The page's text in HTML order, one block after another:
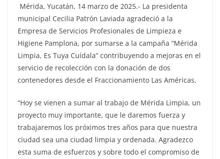
Mérida, Yucatán, 14 marzo de 2025.- La presidenta
municipal Cecilia Patrón Laviada agradeció a la
Empresa de Servicios Profesionales de Limpieza e
Higiene Pamplona, por sumarse a la campaña “Mérida
Limpia, Es Tuya Cuídala” contribuyendo a mejoras en el
servicio de recolección con la donación de dos
contenedores desde el Fraccionamiento Las Américas.
“Hoy se vienen a sumar al trabajo de Mérida Limpia, un
proyecto muy importante, que le daremos fuerza y
trabajaremos los próximos tres años para que nuestra
ciudad sea una ciudad limpia y ordenada. Agradezco
esta suma de esfuerzos y sobre todo el compromiso de